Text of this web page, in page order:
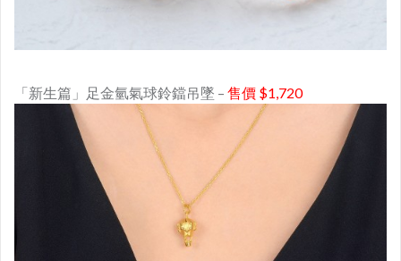
「新生篇」足金氫氣球鈴鐺吊墜 – 售價 $1,720